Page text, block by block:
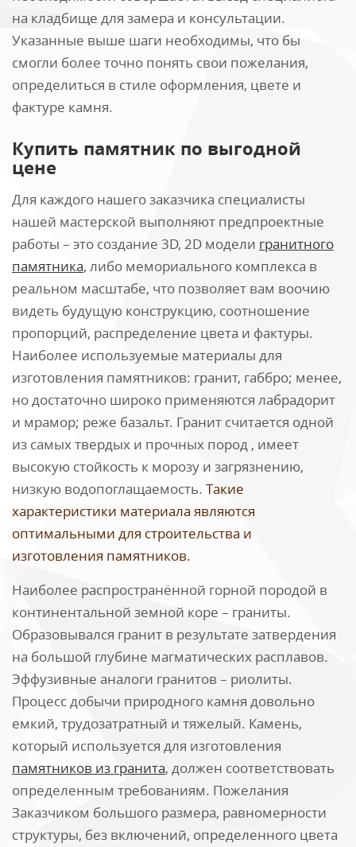
на кладбище для замера и консультации.
Указанные выше шаги необходимы, что бы
смогли более точно понять свои пожелания,
определиться в стиле оформления, цвете и
фактуре камня.
Купить памятник по выгодной
цене
Для каждого нашего заказчика специалисты
нашей мастерской выполняют предпроектные
работы – это создание 3D, 2D модели гранитного
памятника, либо мемориального комплекса в
реальном масштабе, что позволяет вам воочию
видеть будущую конструкцию, соотношение
пропорций, распределение цвета и фактуры.
Наиболее используемые материалы для
изготовления памятников: гранит, габбро; менее,
но достаточно широко применяются лабрадорит
и мрамор; реже базальт. Гранит считается одной
из самых твердых и прочных пород , имеет
высокую стойкость к морозу и загрязнению,
низкую водопоглащаемость. Такие
характеристики материала являются
оптимальными для строительства и
изготовления памятников.
Наиболее распространённой горной породой в
континентальной земной коре – граниты.
Образовывался гранит в результате затвердения
на большой глубине магматических расплавов.
Эффузивные аналоги гранитов – риолиты.
Процесс добычи природного камня довольно
емкий, трудозатратный и тяжелый. Камень,
который используется для изготовления
памятников из гранита, должен соответствовать
определенным требованиям. Пожелания
Заказчиком большого размера, равномерности
структуры, без включений, определенного цвета